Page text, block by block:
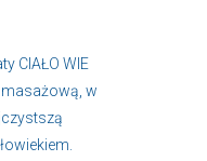
CIAŁO WIE
w